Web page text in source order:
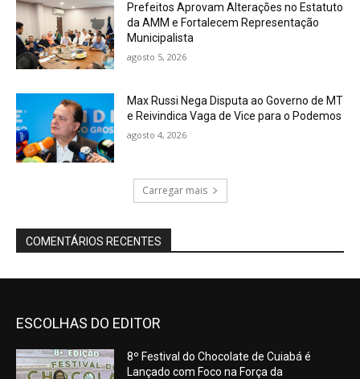
Prefeitos Aprovam Alterações no Estatuto
da AMM e Fortalecem Representação
Municipalista
agosto 5, 2026
Max Russi Nega Disputa ao Governo de MT
e Reivindica Vaga de Vice para o Podemos
agosto 4, 2026
Carregar mais
COMENTÁRIOS RECENTES
ESCOLHAS DO EDITOR
8º Festival do Chocolate de Cuiabá é
Lançado com Foco na Força da